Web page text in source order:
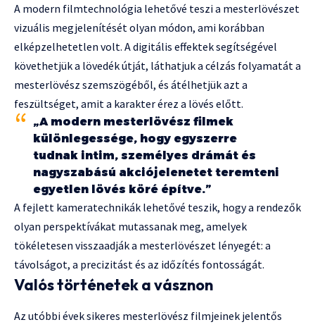
A modern filmtechnológia lehetővé teszi a mesterlövészet
vizuális megjelenítését olyan módon, ami korábban
elképzelhetetlen volt. A digitális effektek segítségével
követhetjük a lövedék útját, láthatjuk a célzás folyamatát a
mesterlövész szemszögéből, és átélhetjük azt a
feszültséget, amit a karakter érez a lövés előtt.
„A modern mesterlövész filmek
különlegessége, hogy egyszerre
tudnak intim, személyes drámát és
nagyszabású akciójelenetet teremteni
egyetlen lövés köré építve.”
A fejlett kameratechnikák lehetővé teszik, hogy a rendezők
olyan perspektívákat mutassanak meg, amelyek
tökéletesen visszaadják a mesterlövészet lényegét: a
távolságot, a precizitást és az időzítés fontosságát.
Valós történetek a vásznon
Az utóbbi évek sikeres mesterlövész filmjeinek jelentős